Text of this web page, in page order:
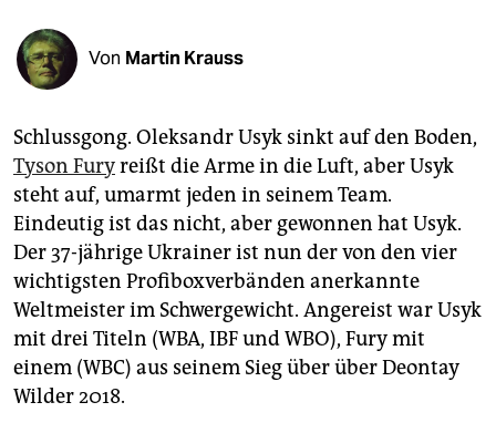
veranstaltungen
shop
unterstützen
abo
genossenschaft
epaper login
Von Martin Krauss
Schlussgong. Oleksandr Usyk sinkt auf den Boden,
Tyson Furyreißt die Arme in die Luft, aber Usyk
steht auf, umarmt jeden in seinem Team.
Eindeutig ist das nicht, aber gewonnen hat Usyk.
Der 37-jährige Ukrainer ist nun der von den vier
wichtigsten Profiboxverbänden anerkannte
Weltmeister im Schwergewicht. Angereist war Usyk
mit drei Titeln (WBA, IBF und WBO), Fury mit
einem (WBC) aus seinem Sieg über über Deontay
Wilder 2018.